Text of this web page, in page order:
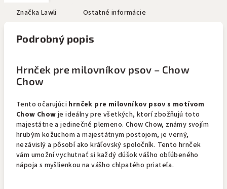
Značka Lawli Ostatné informácie
Podrobný popis
Hrnček pre milovníkov psov – Chow
Chow
Tento očarujúci hrnček pre milovníkov psov s motívom
Chow Chow je ideálny pre všetkých, ktorí zbožňujú toto
majestátne a jedinečné plemeno. Chow Chow, známy svojím
hrubým kožuchom a majestátnym postojom, je verný,
nezávislý a pôsobí ako kráľovský spoločník. Tento hrnček
vám umožní vychutnať si každý dúšok vášho obľúbeného
nápoja s myšlienkou na vášho chlpatého priateľa.